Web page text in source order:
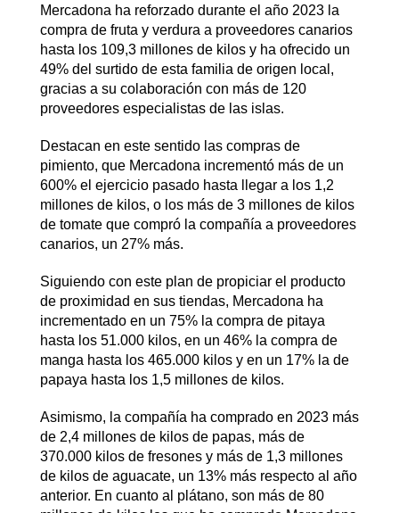
Mercadona ha reforzado durante el año 2023 la
compra de fruta y verdura a proveedores canarios
hasta los 109,3 millones de kilos y ha ofrecido un
49% del surtido de esta familia de origen local,
gracias a su colaboración con más de 120
proveedores especialistas de las islas.
Destacan en este sentido las compras de
pimiento, que Mercadona incrementó más de un
600% el ejercicio pasado hasta llegar a los 1,2
millones de kilos, o los más de 3 millones de kilos
de tomate que compró la compañía a proveedores
canarios, un 27% más.
Siguiendo con este plan de propiciar el producto
de proximidad en sus tiendas, Mercadona ha
incrementado en un 75% la compra de pitaya
hasta los 51.000 kilos, en un 46% la compra de
manga hasta los 465.000 kilos y en un 17% la de
papaya hasta los 1,5 millones de kilos.
Asimismo, la compañía ha comprado en 2023 más
de 2,4 millones de kilos de papas, más de
370.000 kilos de fresones y más de 1,3 millones
de kilos de aguacate, un 13% más respecto al año
anterior. En cuanto al plátano, son más de 80